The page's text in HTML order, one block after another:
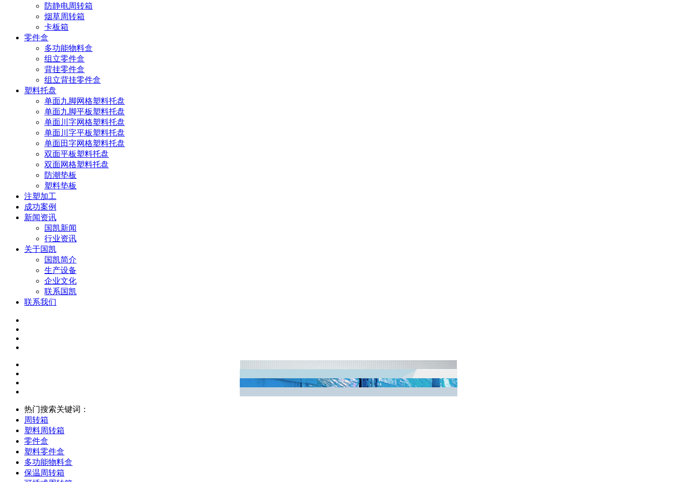
防静电周转箱
烟草周转箱
卡板箱
零件盒
多功能物料盒
组立零件盒
背挂零件盒
组立背挂零件盒
塑料托盘
单面九脚网格塑料托盘
单面九脚平板塑料托盘
单面川字网格塑料托盘
单面川字平板塑料托盘
单面田字网格塑料托盘
双面平板塑料托盘
双面网格塑料托盘
防潮垫板
塑料垫板
注塑加工
成功案例
新闻资讯
国凯新闻
行业资讯
关于国凯
国凯简介
生产设备
企业文化
联系国凯
联系我们
热门搜索关键词：
周转箱
塑料周转箱
零件盒
塑料零件盒
多功能物料盒
保温周转箱